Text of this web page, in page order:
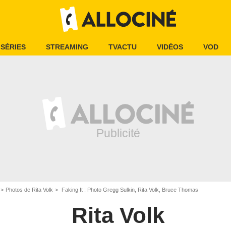
SÉRIES STREAMING TVACTU VIDÉOS VOD
Photos de Rita Volk Faking It : Photo Gregg Sulkin, Rita Volk, Bruce Thomas
Rita Volk